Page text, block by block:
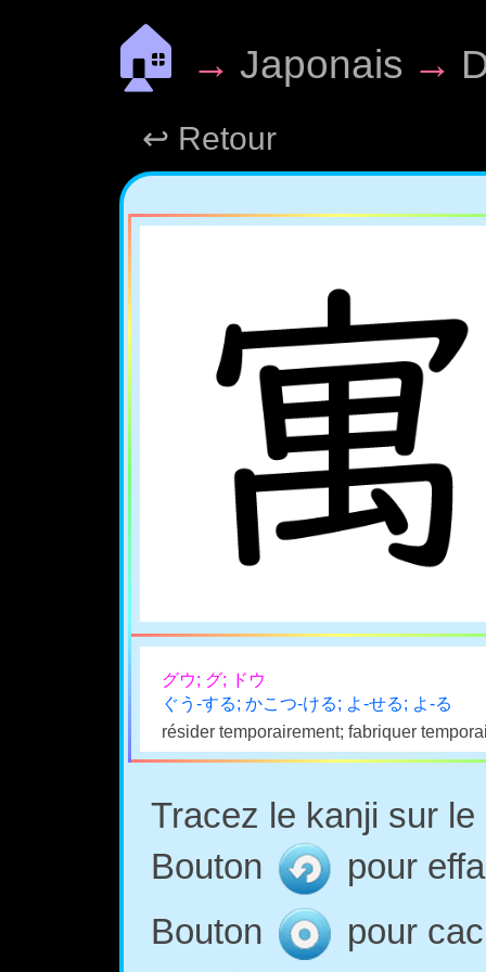
🏠 → Japonais →
↩ Retour
グウ; グ; ドウ
ぐう-する; かこつ-ける; よ-せる; よ-る
résider temporairement; fabriquer
Tracez le kanji sur
Bouton
pour
Bouton
pour